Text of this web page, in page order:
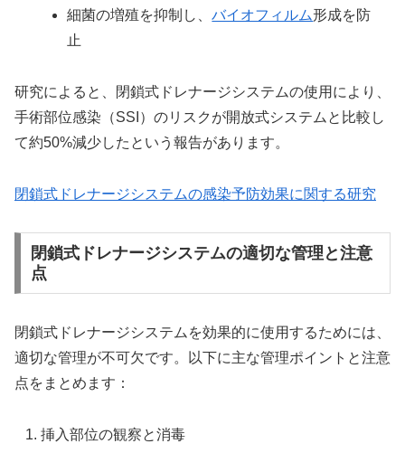
細菌の増殖を抑制し、バイオフィルム形成を防
止
研究によると、閉鎖式ドレナージシステムの使用により、
手術部位感染（SSI）のリスクが開放式システムと比較し
て約50%減少したという報告があります。
閉鎖式ドレナージシステムの感染予防効果に関する研究
閉鎖式ドレナージシステムの適切な管理と注意
点
閉鎖式ドレナージシステムを効果的に使用するためには、
適切な管理が不可欠です。以下に主な管理ポイントと注意
点をまとめます：
挿入部位の観察と消毒